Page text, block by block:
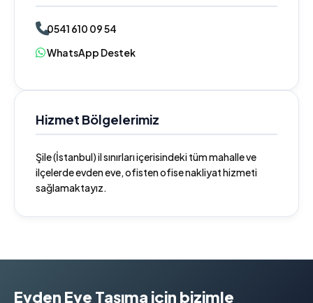
0541 610 09 54
WhatsApp Destek
Hizmet Bölgelerimiz
Şile (İstanbul) il sınırları içerisindeki tüm mahalle ve
ilçelerde evden eve, ofisten ofise nakliyat hizmeti
sağlamaktayız.
Evden Eve Taşıma için bizimle